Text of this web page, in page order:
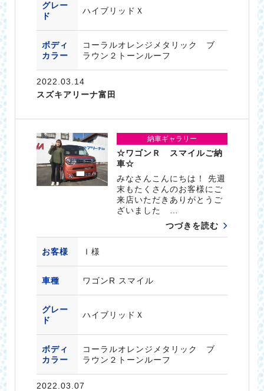
グレー
ド
ハイブリッドＸ
ボディ
カラー
コーラルオレンジメタリック ブ
ラウン２トーンルーフ
2022.03.14
スズキアリーナ富田
納車ギャラリー
☆ワゴンＲ スマイルご納
車☆
みなさんこんにちは！ 先週
末もたくさんのお客様にご
来店いただきありがとうご
ざいました …
つづきを読む
お客様 Ｉ様
車種 ワゴンR スマイル
グレー
ド
ハイブリッドＸ
ボディ
カラー
コーラルオレンジメタリック ブ
ラウン２トーンルーフ
2022.03.07